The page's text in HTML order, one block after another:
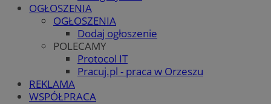
OGŁOSZENIA
OGŁOSZENIA
Dodaj ogłoszenie
POLECAMY
Protocol IT
Pracuj.pl - praca w Orzeszu
REKLAMA
WSPÓŁPRACA